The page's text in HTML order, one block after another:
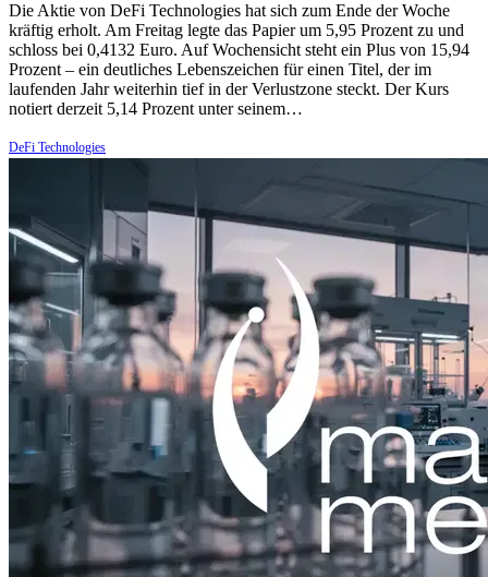
Die Aktie von DeFi Technologies hat sich zum Ende der Woche
kräftig erholt. Am Freitag legte das Papier um 5,95 Prozent zu und
schloss bei 0,4132 Euro. Auf Wochensicht steht ein Plus von 15,94
Prozent – ein deutliches Lebenszeichen für einen Titel, der im
laufenden Jahr weiterhin tief in der Verlustzone steckt. Der Kurs
notiert derzeit 5,14 Prozent unter seinem…
DeFi Technologies